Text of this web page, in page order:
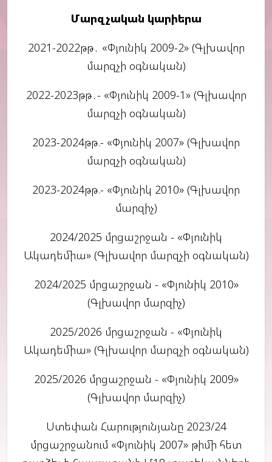
Մարզչական կարիերա
2021-2022թթ․ «Փյունիկ 2009-2» (Գլխավոր
մարզչի օգնական)
2022-2023թթ․- «Փյունիկ 2009-1» (Գլխավոր
մարզչի օգնական)
2023-2024թթ.- «Փյունիկ 2007» (Գլխավոր
մարզչի օգնական)
2023-2024թթ.- «Փյունիկ 2010» (Գլխավոր
մարզիչ)
2024/2025 մրցաշրջան - «Փյունիկ
Ակադեմիա» (Գլխավոր մարզչի օգնական)
2024/2025 մրցաշրջան - «Փյունիկ 2010»
(Գլխավոր մարզիչ)
2025/2026 մրցաշրջան - «Փյունիկ
Ակադեմիա» (Գլխավոր մարզչի օգնական)
2025/2026 մրցաշրջան - «Փյունիկ 2009»
(Գլխավոր մարզիչ)
Ստեփան Հարությունյանը 2023/24
մրցաշրջանում «Փյունիկ 2007» թիմի հետ